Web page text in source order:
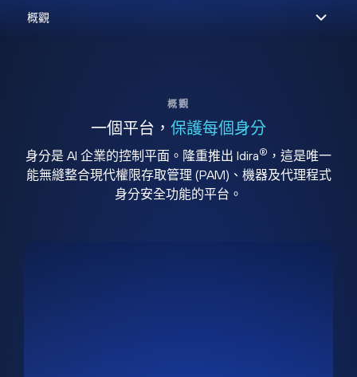
概觀
一個平台， 保護每個身分
身分是 AI 企業的控制平面。隆重推出 Idira® ，這是唯一
能無縫整合現代權限存取管理 (PAM)、機器及代理程式
身分安全功能的平台。